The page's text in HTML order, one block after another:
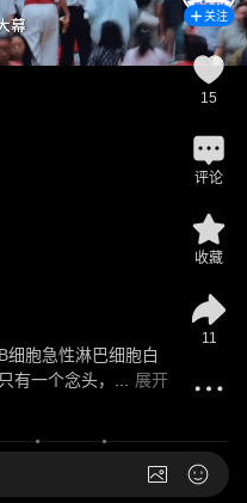
细胞急性淋巴细胞白
有一个念头，...
展开
关注
15
评论
收藏
11